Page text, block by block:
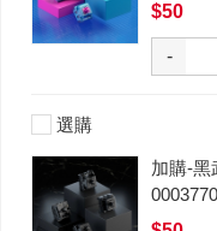
$50
-
選購
加購-黑